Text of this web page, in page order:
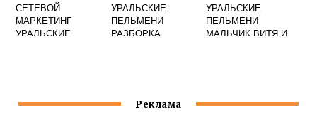
СЕТЕВОЙ
МАРКЕТИНГ
УРАЛЬСКИЕ
УРАЛЬСКИЕ
ПЕЛЬМЕНИ
РАЗБОРКА
УРАЛЬСКИЕ
ПЕЛЬМЕНИ
МАЛЬЧИК ВИТЯ И
Реклама